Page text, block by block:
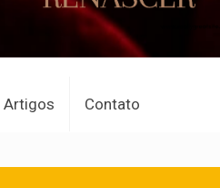
Artigos Contato